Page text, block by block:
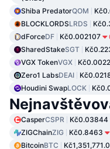
Shiba PredatorQOM
BLOCKLORDSLRDS
dForceDF Kč0.002107
SharedStakeSGT
VGX TokenVGX
Zero1 LabsDEAI
Houdini SwapLOCK
CasperCSPR Kč0.03844
ZIGChainZIG Kč0.8463
BitcoinBTC